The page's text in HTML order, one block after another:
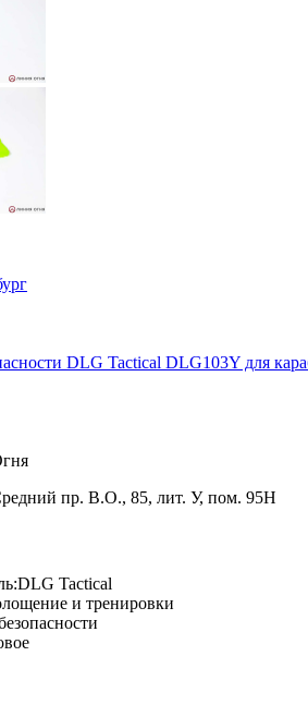
DLG Tactical DLG103Y для
пр. В.О., 85, лит. У, пом. 95Н
DLG Tactical
и тренировки